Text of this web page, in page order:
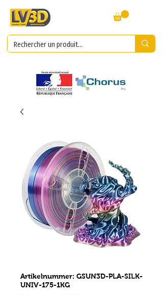
Artikelnummer: GSUN3D-PLA-SILK-
UNIV-175-1KG